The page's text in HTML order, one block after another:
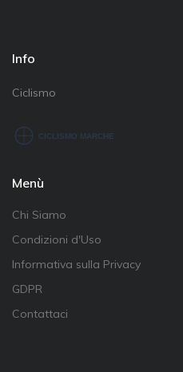
Info
Ciclismo
Menù
Chi Siamo
Condizioni d'Uso
Informativa sulla Privacy
GDPR
Contattaci